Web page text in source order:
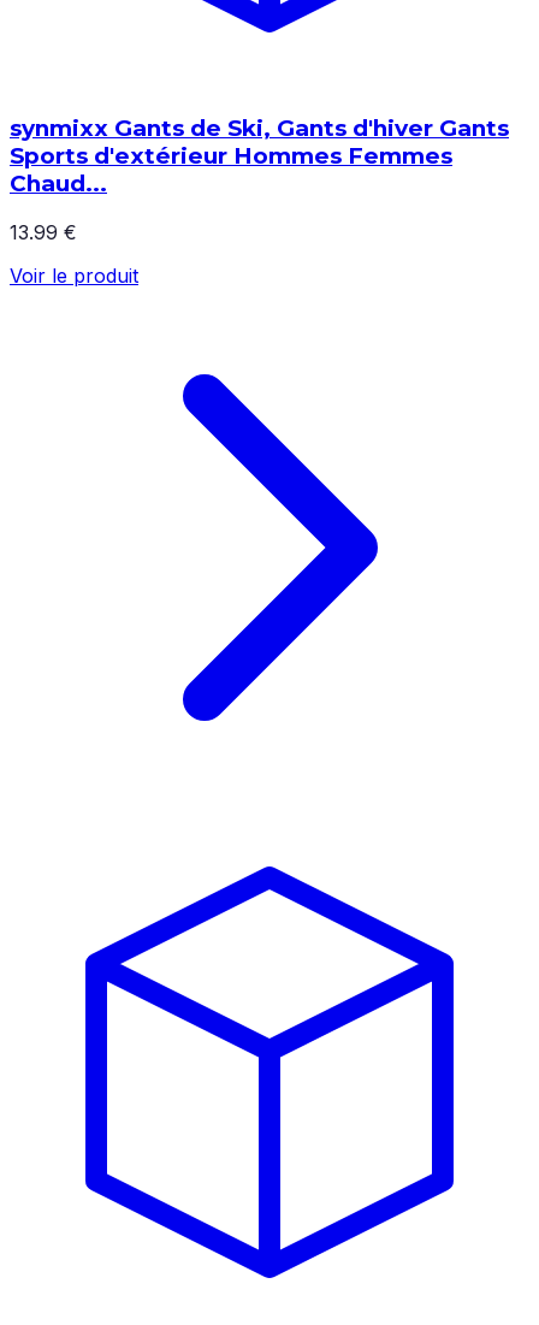
synmixx Gants de Ski, Gants d'hiver Gants
Sports d'extérieur Hommes Femmes
Chaud...
13.99 €
Voir le produit